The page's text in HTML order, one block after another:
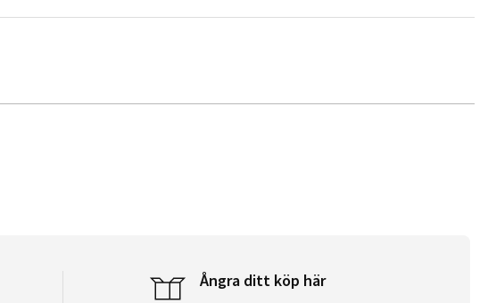
Ångra ditt köp här